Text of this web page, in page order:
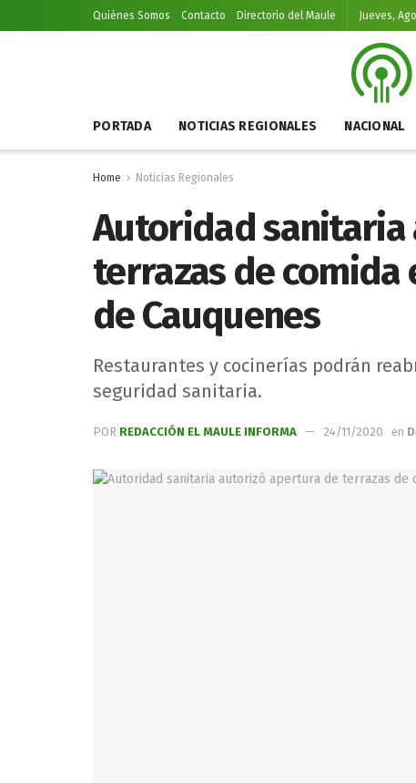
Quiénes Somos Contacto Directorio del Maule Jueves,
PORTADA NOTICIAS REGIONALES NACIONAL
Home Noticias Regionales
Autoridad
terrazas de comida
de Cauquenes
Restaurantes y cocinerías podrán
seguridad sanitaria.
POR REDACCIÓN EL MAULE INFORMA 24/11/2020 en